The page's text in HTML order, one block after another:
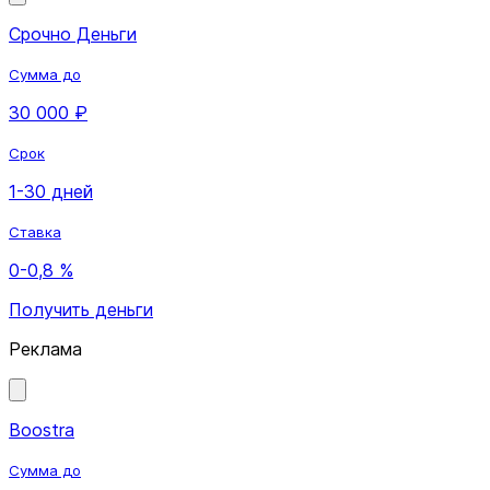
Срочно Деньги
Сумма до
30 000 ₽
Срок
1-30 дней
Ставка
0-0,8 %
Получить деньги
Реклама
Boostra
Сумма до